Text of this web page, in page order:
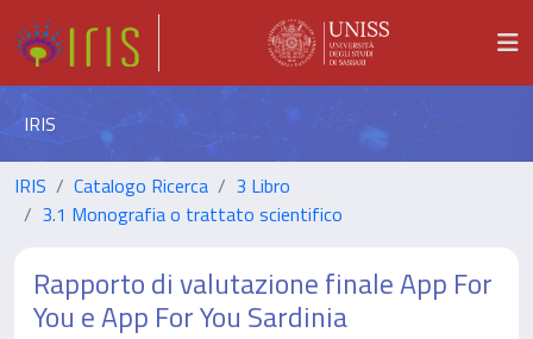
IRIS
IRIS Catalogo Ricerca
3 Libro
3.1 Monografia o trattato scientifico
Rapporto di valutazione finale App For
You e App For You Sardinia